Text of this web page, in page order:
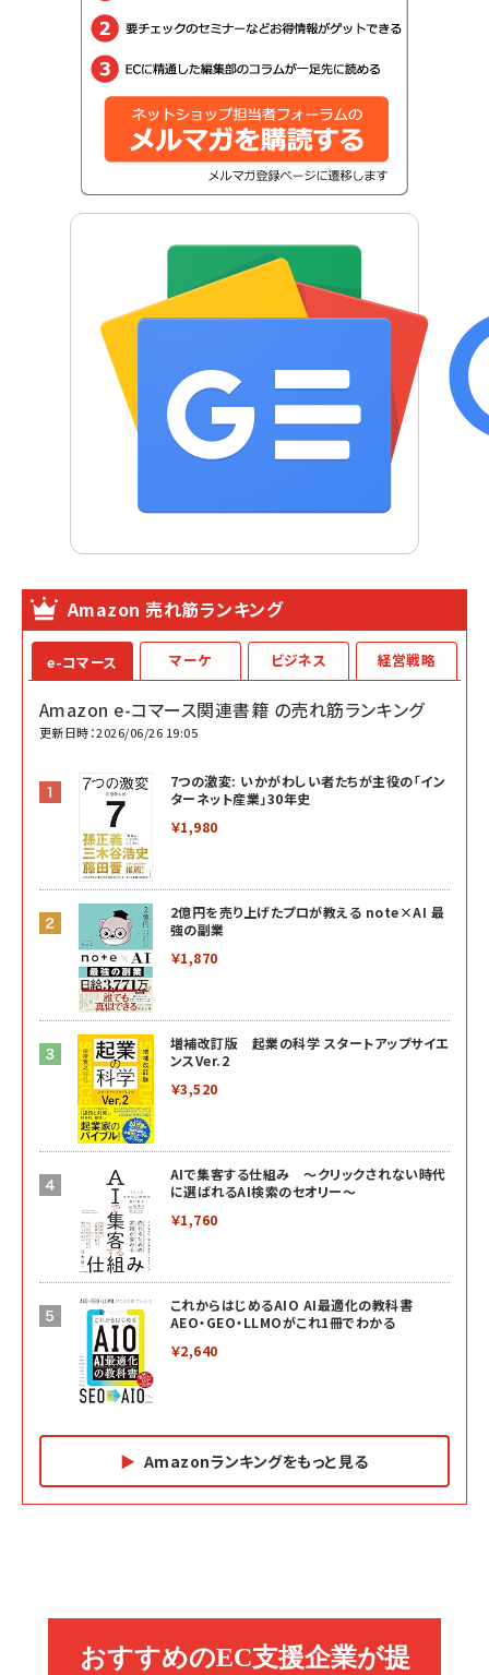
Amazon 売れ筋ランキング
e-コマース
Amazon e-コマース関連書籍 の売れ筋ランキング
更新日時：2026/06/26 19:05
7つの激変: いかがわしい者たちが主役の「イン
ターネット産業」30年史
￥1,980
2億円を売り上げたプロが教える note×AI 最
強の副業
￥1,870
増補改訂版 起業の科学 スタートアップサイエ
ンスVer.2
￥3,520
AIで集客する仕組み ～クリックされない時代
に選ばれるAI検索のセオリー～
￥1,760
これからはじめるAIO AI最適化の教科書
AEO・GEO・LLMOがこれ1冊でわかる
￥2,640
Amazonランキングをもっと見る
マーケ
副業
￥1,870
ビジネス
カラダ2026／宮舘涼太]
￥880
経営戦略